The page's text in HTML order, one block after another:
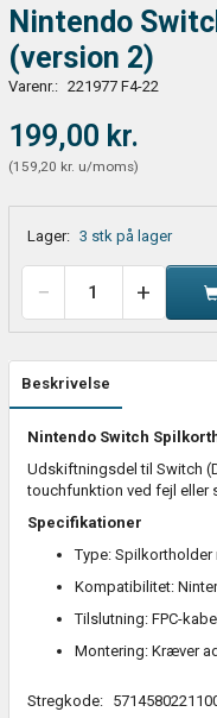
Nintendo
(version 2)
Varenr.: 221977 F4-22
199,00 kr.
(159,20 kr. u/moms)
Lager: 3 stk på lager
Beskrivelse
Nintendo Switch
Udskiftningsdel til Switch
touchfunktion ved fejl eller
Specifikationer
Type:
Kompatibilitet:
Tilslutning: FPC-
Montering: Kræver
Stregkode: